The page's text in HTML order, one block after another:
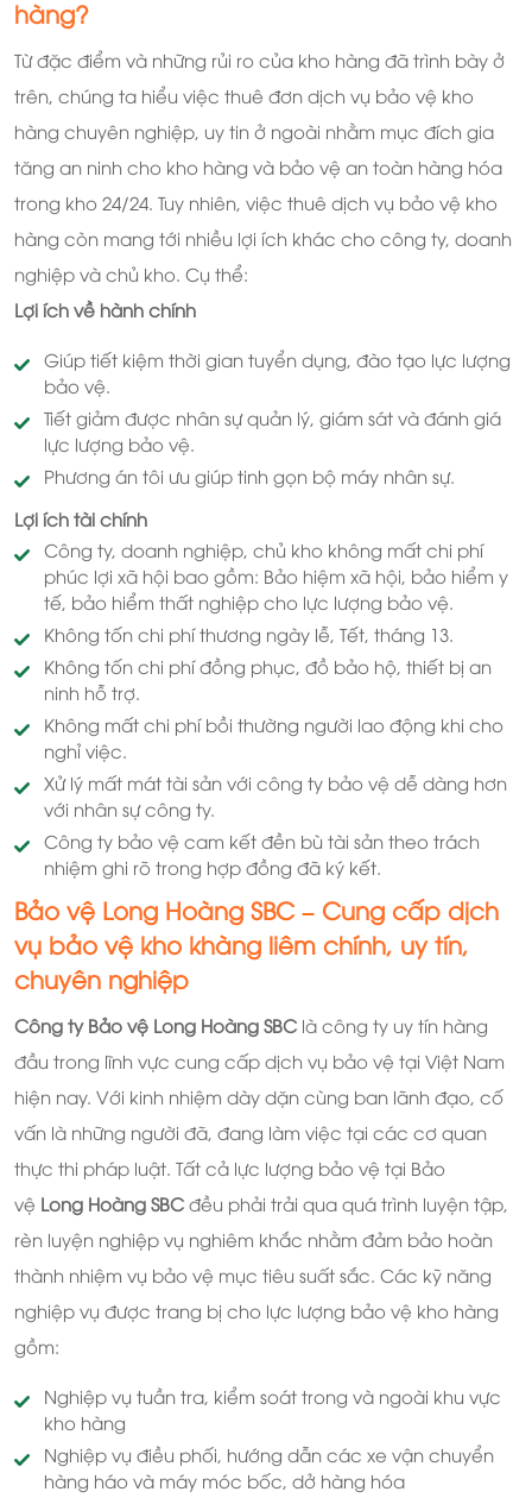
hàng?
Từ đặc điểm và những rủi ro của kho hàng đã trình bày ở
trên, chúng ta hiểu việc thuê đơn dịch vụ bảo vệ kho
hàng chuyên nghiệp, uy tin ở ngoài nhằm mục đích gia
tăng an ninh cho kho hàng và bảo vệ an toàn hàng hóa
trong kho 24/24. Tuy nhiên, việc thuê dịch vụ bảo vệ kho
hàng còn mang tới nhiều lợi ích khác cho công ty, doanh
nghiệp và chủ kho. Cụ thể:
Lợi ích về hành chính
Giúp tiết kiệm thời gian tuyển dụng, đào tạo lực lượng
bảo vệ.
Tiết giảm được nhân sự quản lý, giám sát và đánh giá
lực lượng bảo vệ.
Phương án tôi ưu giúp tinh gọn bộ máy nhân sự.
Lợi ích tài chính
Công ty, doanh nghiệp, chủ kho không mất chi phí
phúc lợi xã hội bao gồm: Bảo hiệm xã hội, bảo hiểm y
tế, bảo hiểm thất nghiệp cho lực lượng bảo vệ.
Không tốn chi phí thương ngày lễ, Tết, tháng 13.
Không tốn chi phí đồng phục, đồ bảo hộ, thiết bị an
ninh hỗ trợ.
Không mất chi phí bồi thường người lao động khi cho
nghỉ việc.
Xử lý mất mát tài sản với công ty bảo vệ dễ dàng hơn
với nhân sự công ty.
Công ty bảo vệ cam kết đền bù tài sản theo trách
nhiệm ghi rõ trong hợp đồng đã ký kết.
Bảo vệ Long Hoàng SBC – Cung cấp dịch
vụ bảo vệ kho khàng liêm chính, uy tín,
chuyên nghiệp
Công ty Bảo vệ Long Hoàng SBC là công ty uy tín hàng
đầu trong lĩnh vực cung cấp dịch vụ bảo vệ tại Việt Nam
hiện nay. Với kinh nhiệm dày dặn cùng ban lãnh đạo, cố
vấn là những người đã, đang làm việc tại các cơ quan
thực thi pháp luật. Tất cả lực lượng bảo vệ tại Bảo
vệ Long Hoàng SBC đều phải trải qua quá trình luyện tập,
rèn luyện nghiệp vụ nghiêm khắc nhằm đảm bảo hoàn
thành nhiệm vụ bảo vệ mục tiêu suất sắc. Các kỹ năng
nghiệp vụ được trang bị cho lực lượng bảo vệ kho hàng
gồm:
Nghiệp vụ tuần tra, kiểm soát trong và ngoài khu vực
kho hàng
Nghiệp vụ điều phối, hướng dẫn các xe vận chuyển
hàng háo và máy móc bốc, dở hàng hóa